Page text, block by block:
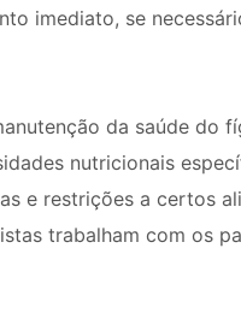
imediato, se
da saúde do
nutricionais
e restrições a certos
trabalham com os